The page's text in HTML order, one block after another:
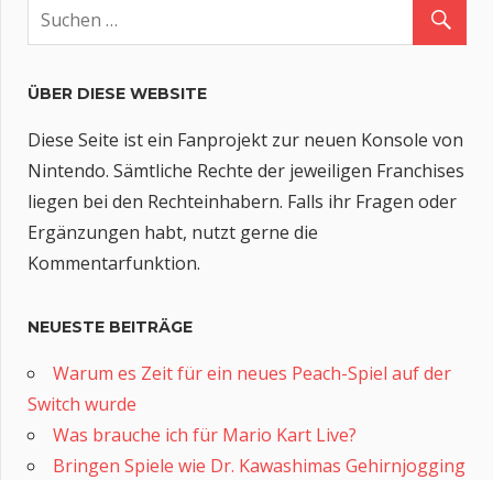
ÜBER DIESE WEBSITE
Diese Seite ist ein Fanprojekt zur neuen Konsole von
Nintendo. Sämtliche Rechte der jeweiligen Franchises
liegen bei den Rechteinhabern. Falls ihr Fragen oder
Ergänzungen habt, nutzt gerne die
Kommentarfunktion.
NEUESTE BEITRÄGE
Warum es Zeit für ein neues Peach-Spiel auf der
Switch wurde
Was brauche ich für Mario Kart Live?
Bringen Spiele wie Dr. Kawashimas Gehirnjogging